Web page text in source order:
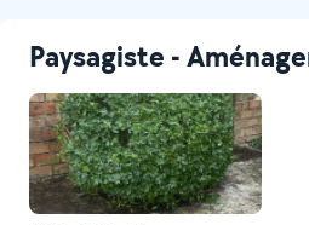
Paysagiste -